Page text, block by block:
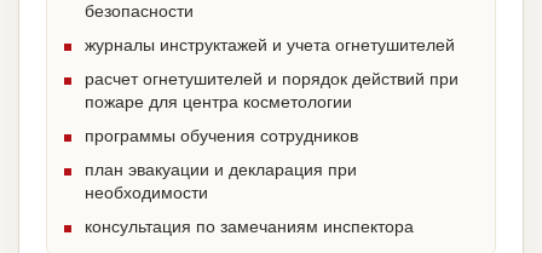
безопасности
журналы инструктажей и учета огнетушителей
расчет огнетушителей и порядок действий при
пожаре для центра косметологии
программы обучения сотрудников
план эвакуации и декларация при
необходимости
консультация по замечаниям инспектора